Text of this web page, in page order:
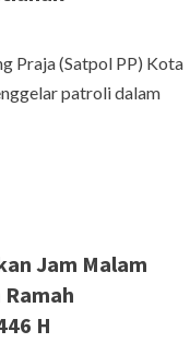
Praja (Satpol PP) Kota
patroli dalam
Jam Malam
H